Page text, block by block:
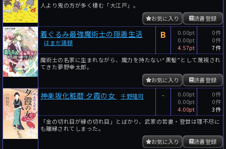
人より鬼の方が多く棲む「大江戸」。
読書登録
お気に入り
着ぐるみ最強魔術士の隠遁生活
はまだ語録
B
0.00pt
0.00pt
4.57pt
0件
0件
7件
魔術士の名家に生まれながら、魔力を持たない“黒髪”として蔑視され
てきた夢野幸太郎。
読書登録
お気に入り
神楽坂化粧暦 夕霞の女 千野隆司 -
0.00pt
0.00pt
4.00pt
0件
0件
3件
「金の切れ目が縁の切れ目」とばかり、武家の若妻・登世は理不尽に
も離縁されてしまった。
読書登録
お気に入り